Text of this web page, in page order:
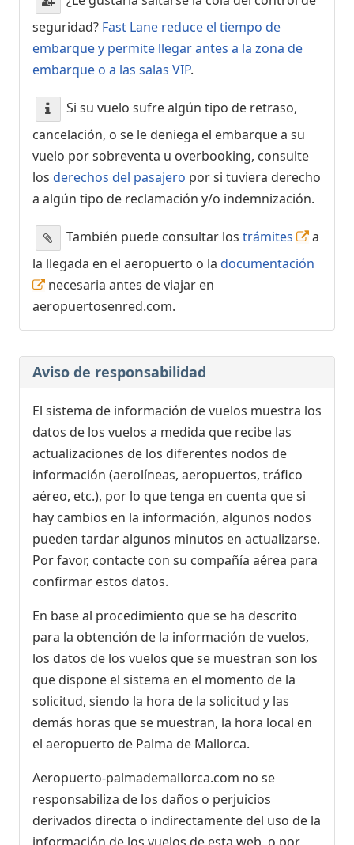
seguridad? Fast Lane reduce el tiempo de
embarque y permite llegar antes a la zona de
embarque o a las salas VIP.
Si su vuelo sufre algún tipo de retraso,
cancelación, o se le deniega el embarque a su
vuelo por sobreventa u overbooking, consulte
los derechos del pasajero por si tuviera derecho
a algún tipo de reclamación y/o indemnización.
También puede consultar los trámites
a
la llegada en el aeropuerto o la documentación
necesaria antes de viajar en
aeropuertosenred.com.
Aviso de responsabilidad
El sistema de información de vuelos muestra los
datos de los vuelos a medida que recibe las
actualizaciones de los diferentes nodos de
información (aerolíneas, aeropuertos, tráfico
aéreo, etc.), por lo que tenga en cuenta que si
hay cambios en la información, algunos nodos
pueden tardar algunos minutos en actualizarse.
Por favor, contacte con su compañía aérea para
confirmar estos datos.
En base al procedimiento que se ha descrito
para la obtención de la información de vuelos,
los datos de los vuelos que se muestran son los
que dispone el sistema en el momento de la
solicitud, siendo la hora de la solicitud y las
demás horas que se muestran, la hora local en
el aeropuerto de Palma de Mallorca.
Aeropuerto-palmademallorca.com no se
responsabiliza de los daños o perjuicios
derivados directa o indirectamente del uso de la